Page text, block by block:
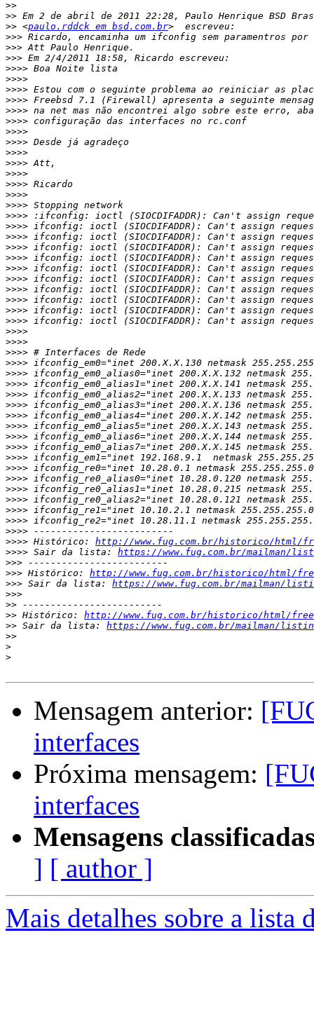
>>
>>
>> <paulo.rddck em bsd.com.br
>>>
>>>
>>>
>>>>
>>>>
>>>>
>>>>
>>>>
>>>>
>>>>
>>>>
>>>>
>>>>
>>>>
>>>>
>>>>
>>>>
>>>>
>>>>
>>>>
>>>>
>>>>
>>>>
>>>>
>>>>
>>>>
>>>>
>>>>
>>>>
>>>>
>>>>
>>>>
>>>>
>>>>
>>>>
>>>>
>>>>
>>>>
>>>>
>>>>
>>>>
>>>>
>>>>
>>>>
>>>>
>>>>
>>>>
>>>>
>>>> Histórico: http://www.fug.com.br/historico/html/
>>>> Sair da lista: https://www.fug.com.br/mailman/
>>>
>>> Histórico: http://www.fug.com.br/historico/html/
>>> Sair da lista: https://www.fug.com.br/mailman/
>>>
>>
>> Histórico: http://www.fug.com.br/historico/html/
>> Sair da lista: https://www.fug.com.br/mailman/
>>
>
>
Mensagem anterior:
interfaces
Próxima mensagem:
interfaces
Mensagens
] [ author ]
Mais detalhes sobre a lista